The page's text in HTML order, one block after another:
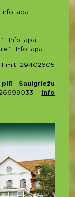
Info lapa
I
Info lapa
I
Info lapa
I m.t. 29402605
Saulgriežu
I
Info